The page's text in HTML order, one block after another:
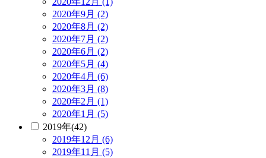
2020年9月 (2)
2020年8月 (2)
2020年7月 (2)
2020年6月 (2)
2020年5月 (4)
2020年4月 (6)
2020年3月 (8)
2020年2月 (1)
2020年1月 (5)
2019年(42)
2019年12月 (6)
2019年11月 (5)